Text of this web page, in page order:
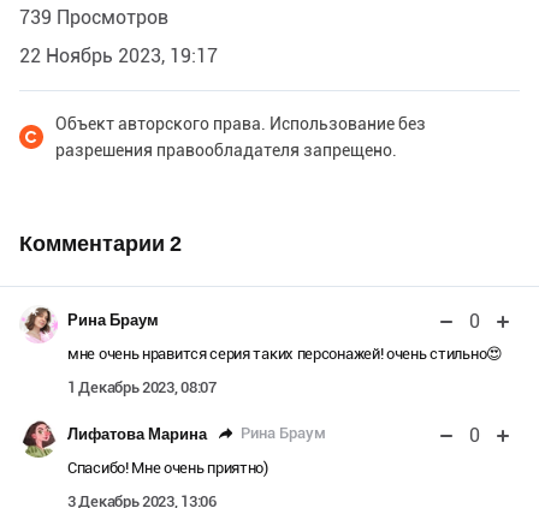
739 Просмотров
22 Ноябрь 2023, 19:17
Объект авторского права. Использование без
разрешения правообладателя запрещено.
Комментарии 2
Рина Браум 0
мне очень нравится серия таких персонажей! очень стильно😍
1 Декабрь 2023, 08:07
Лифатова Марина Рина Браум 0
Спасибо! Мне очень приятно)
3 Декабрь 2023, 13:06